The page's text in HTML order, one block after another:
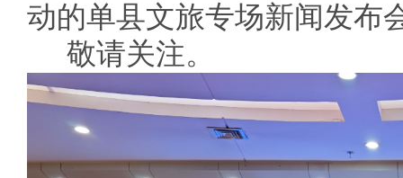
动的单县文旅专场新闻发布
敬请关注。